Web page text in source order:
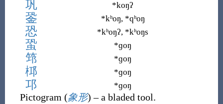
巩 *koŋʔ
銎 *kʰoŋ, *qʰoŋ
恐 *kʰoŋʔ, *kʰoŋs
蛩 *ɡoŋ
筇 *ɡoŋ
桏 *ɡoŋ
邛 *ɡoŋ
Pictogram (象形)– a bladed tool.